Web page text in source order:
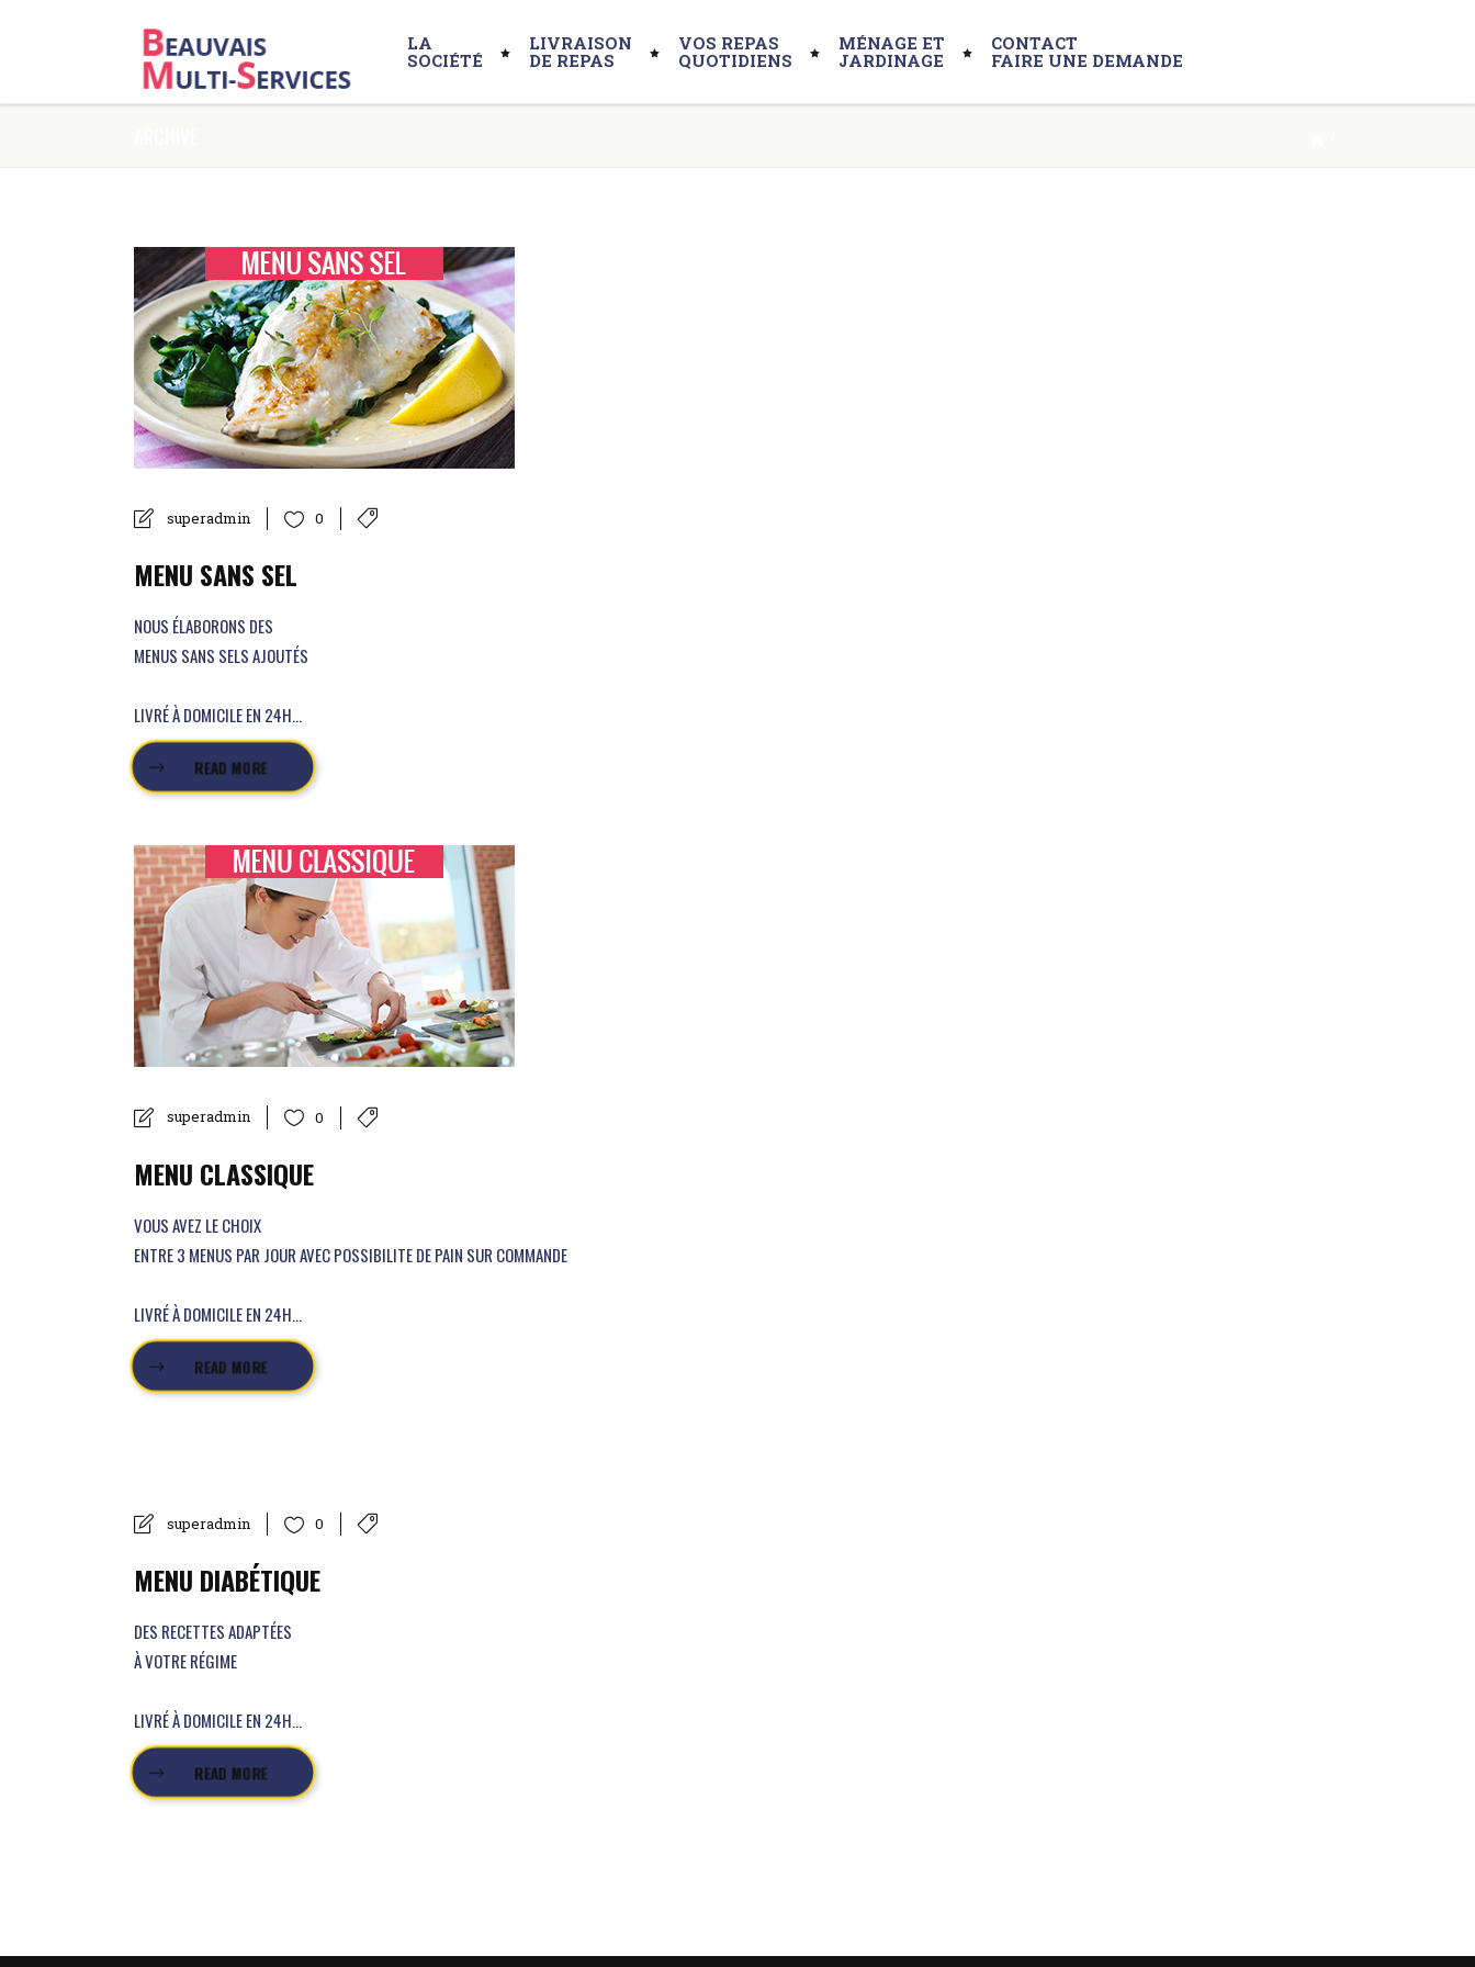
LA
SOCIÉTÉ
LIVRAISON
DE REPAS
VOS REPAS
QUOTIDIENS
MÉNAGE ET
JARDINAGE
CONTACT
FAIRE UNE DEMANDE
superadmin 0
MENU SANS SEL
NOUS ÉLABORONS DES
MENUS SANS SELS AJOUTÉS
LIVRÉ À DOMICILE EN 24H...
READ MORE
superadmin 0
MENU CLASSIQUE
VOUS AVEZ LE CHOIX
ENTRE 3 MENUS PAR JOUR AVEC POSSIBILITE DE PAIN SUR COMMANDE
LIVRÉ À DOMICILE EN 24H...
READ MORE
superadmin 0
MENU DIABÉTIQUE
DES RECETTES ADAPTÉES
À VOTRE RÉGIME
LIVRÉ À DOMICILE EN 24H...
READ MORE